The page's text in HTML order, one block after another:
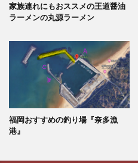
家族連れにもおススメの王道醤油
ラーメンの丸源ラーメン
福岡おすすめの釣り場『奈多漁
港』